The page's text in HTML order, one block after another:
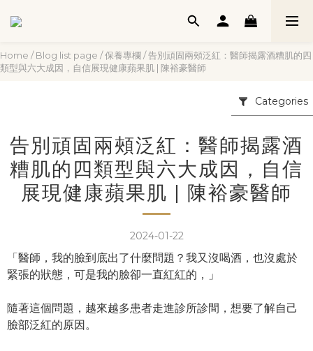
Home /Blog list page /保養專欄/告別頑固兩頰泛紅：醫師揭露酒糟肌的四
類型與六大成因，自信展現健康蘋果肌 | 陳裕豪醫師
Categories
告別頑固兩頰泛紅：醫師揭露酒
糟肌的四類型與六大成因，自信
展現健康蘋果肌 | 陳裕豪醫師
2024-01-22
「醫師，我的臉到底出了什麼問題？我又沒喝酒，也沒處於
緊張的狀態，可是我的臉卻一直紅紅的，」
隨著這個問題，越來越多患者走進診所診間，想要了解自己
臉部泛紅的原因。